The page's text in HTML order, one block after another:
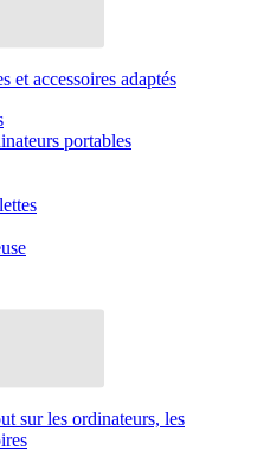
et accessoires adaptés
portables
sur les ordinateurs, les